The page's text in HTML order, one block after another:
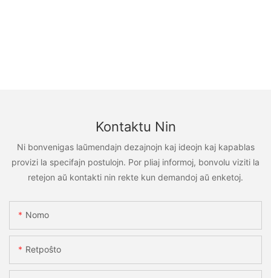
Kontaktu Nin
Ni bonvenigas laŭmendajn dezajnojn kaj ideojn kaj kapablas
provizi la specifajn postulojn. Por pliaj informoj, bonvolu viziti la
retejon aŭ kontakti nin rekte kun demandoj aŭ enketoj.
Nomo
Retpoŝto